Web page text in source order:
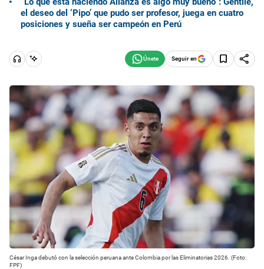
el deseo del ‘Pipo’ que pudo ser profesor, juega en cuatro
posiciones y sueña ser campeón en Perú
Seguir en
César Inga debutó con la selección peruana ante Colombia por las Eliminatorias 2026. (Foto:
FPF)